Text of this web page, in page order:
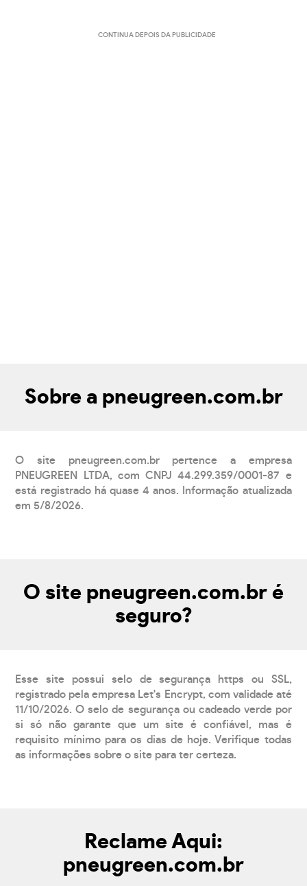
CONTINUA DEPOIS DA PUBLICIDADE
Sobre a pneugreen.com.br
O site pneugreen.com.br pertence a empresa
PNEUGREEN LTDA, com CNPJ 44.299.359/0001-87 e
está registrado há quase 4 anos. Informação atualizada
em 5/8/2026.
O site pneugreen.com.br é
seguro?
Esse site possui selo de segurança https ou SSL,
registrado pela empresa Let's Encrypt, com validade até
11/10/2026. O selo de segurança ou cadeado verde por
si só não garante que um site é confiável, mas é
requisito mínimo para os dias de hoje. Verifique todas
as informações sobre o site para ter certeza.
Reclame Aqui:
pneugreen.com.br